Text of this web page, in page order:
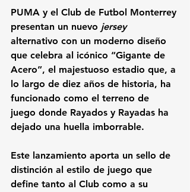
PUMA y el Club de Futbol Monterrey
presentan un nuevo jersey
alternativo con un moderno diseño
que celebra al icónico “Gigante de
Acero”, el majestuoso estadio que, a
lo largo de diez años de historia, ha
funcionado como el terreno de
juego donde Rayados y Rayadas ha
dejado una huella imborrable.
Este lanzamiento aporta un sello de
distinción al estilo de juego que
define tanto al Club como a su